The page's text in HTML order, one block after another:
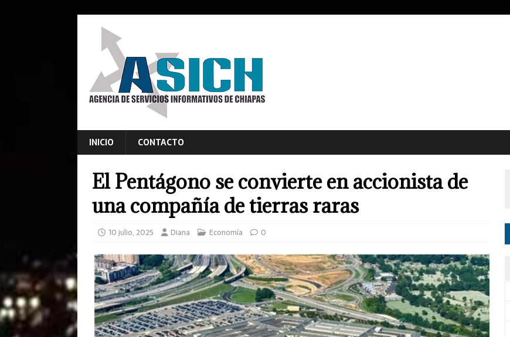
INICIO CONTACTO
El Pentágono se convierte en accionista de
una compañía de tierras raras
10 julio, 2025 Diana Economía 0